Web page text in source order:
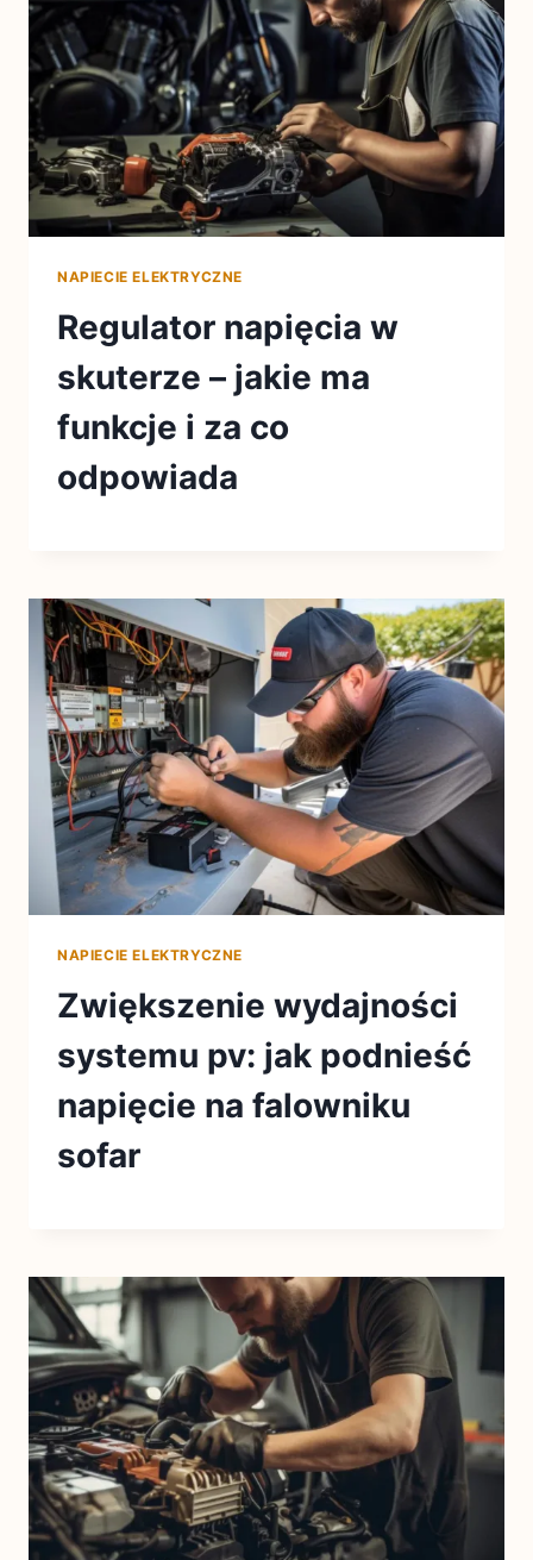
NAPIECIE ELEKTRYCZNE
Regulator napięcia w
skuterze – jakie ma
funkcje i za co
odpowiada
NAPIECIE ELEKTRYCZNE
Zwiększenie wydajności
systemu pv: jak podnieść
napięcie na falowniku
sofar